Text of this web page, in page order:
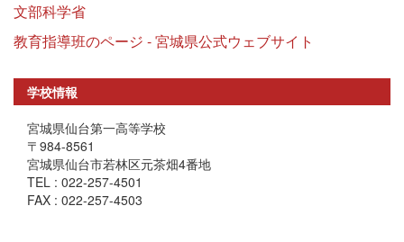
文部科学省
教育指導班のページ - 宮城県公式ウェブサイト
学校情報
宮城県仙台第一高等学校
〒984-8561
宮城県仙台市若林区元茶畑4番地
TEL : 022-257-4501
FAX : 022-257-4503